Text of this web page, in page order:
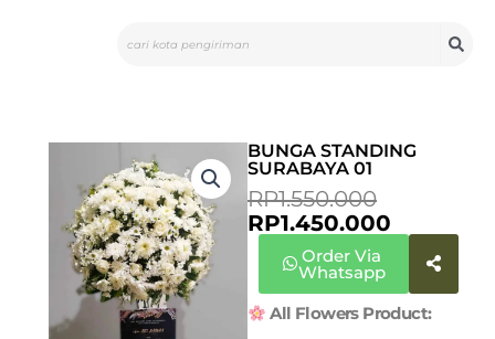
BUNGA STANDING
SURABAYA 01
RP1.550.000
PRICE
RP1.450.000
Order Via
Whatsapp
All Flowers Product: